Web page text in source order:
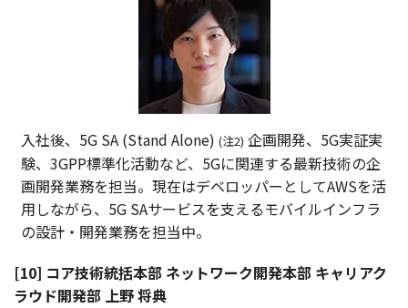
入社後、5G SA (Stand Alone) (注2) 企画開発、5G実証実
験、3GPP標準化活動など、5Gに関連する最新技術の企
画開発業務を担当。現在はデベロッパーとしてAWSを活
用しながら、5G SAサービスを支えるモバイルインフラ
の設計・開発業務を担当中。
[10] コア技術統括本部 ネットワーク開発本部 キャリアク
ラウド開発部 上野 将典